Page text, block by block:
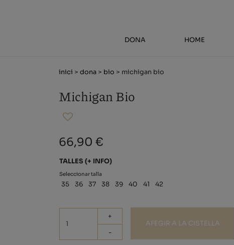
DONA HOME
inici > dona > bio > michigan bio
Michigan Bio
66,90 €
TALLES (+ INFO)
Seleccionar talla
35 36 37 38 39 40 41 42
+
-
AFEGIR A LA CISTELLA